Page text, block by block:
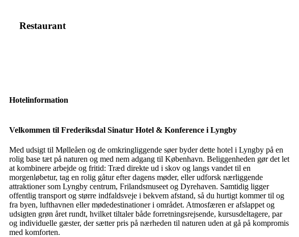
Restaurant
Hotelinformation
Velkommen til Frederiksdal Sinatur Hotel & Konference i Lyngby
Med udsigt til Mølleåen og de omkringliggende søer byder dette hotel i Lyngby på en
rolig base tæt på naturen og med nem adgang til København. Beliggenheden gør det let
at kombinere arbejde og fritid: Træd direkte ud i skov og langs vandet til en
morgenløbetur, tag en rolig gåtur efter dagens møder, eller udforsk nærliggende
attraktioner som Lyngby centrum, Frilandsmuseet og Dyrehaven. Samtidig ligger
offentlig transport og større indfaldsveje i bekvem afstand, så du hurtigt kommer til og
fra byen, lufthavnen eller mødedestinationer i området. Atmosfæren er afslappet og
udsigten grøn året rundt, hvilket tiltaler både forretningsrejsende, kursusdeltagere, par
og individuelle gæster, der sætter pris på nærheden til naturen uden at gå på kompromis
med komforten.